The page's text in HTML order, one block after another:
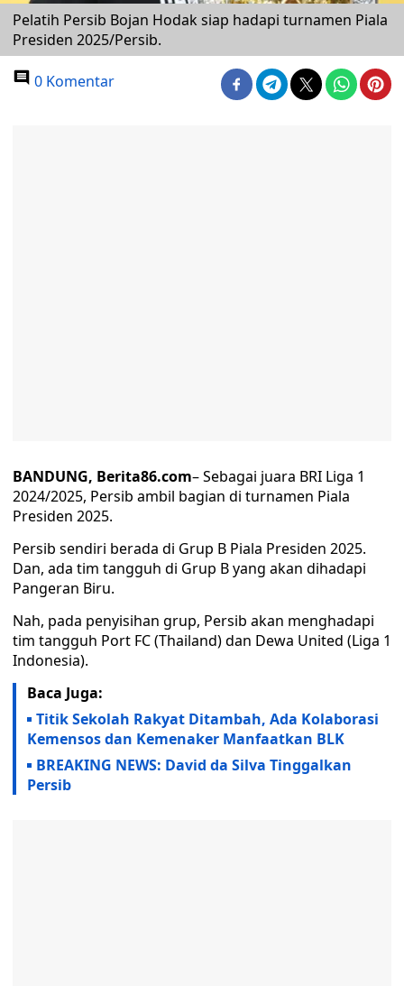
Pelatih Persib Bojan Hodak siap hadapi turnamen Piala
Presiden 2025/Persib.
0 Komentar
BANDUNG, Berita86.com– Sebagai juara BRI Liga 1
2024/2025, Persib ambil bagian di turnamen Piala
Presiden 2025.
Persib sendiri berada di Grup B Piala Presiden 2025.
Dan, ada tim tangguh di Grup B yang akan dihadapi
Pangeran Biru.
Nah, pada penyisihan grup, Persib akan menghadapi
tim tangguh Port FC (Thailand) dan Dewa United (Liga 1
Indonesia).
Baca Juga:
Titik Sekolah Rakyat Ditambah, Ada Kolaborasi
Kemensos dan Kemenaker Manfaatkan BLK
BREAKING NEWS: David da Silva Tinggalkan
Persib